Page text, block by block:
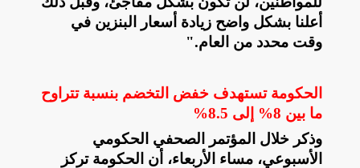
أعلنا بشكل واضح زيادة أسعار البنزين في
وقت محدد من العام".
الحكومة تستهدف خفض التخضم بنسبة تتراوح
ما بين 8% إلى 8.5%
وذكر خلال المؤتمر الصحفي الحكومي
الأسبوعي، مساء الأربعاء، أن الحكومة تركز